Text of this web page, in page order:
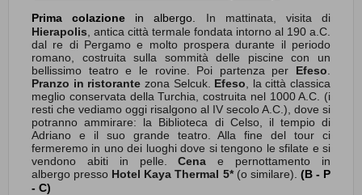
Prima colazione in albergo. In mattinata, visita di
Hierapolis , antica città termale fondata intorno al 190 a.C.
dal re di Pergamo e molto prospera durante il periodo
romano, costruita sulla sommità delle piscine con un
bellissimo teatro e le rovine. Poi partenza per Efeso
Pranzo in ristorante zona Selcuk. Efeso
la città classica
meglio conservata della Turchia, costruita nel 1000 A.C. (i
resti che vediamo oggi risalgono al IV secolo A.C.), dove si
potranno ammirare: la Biblioteca di Celso, il tempio di
Adriano e il suo grande teatro. Alla fine del tour ci
fermeremo in uno dei luoghi dove si tengono le sfilate e si
vendono abiti in pelle.Cenae
pernottamento in
albergo presso Hotel Kaya Thermal 5*(o similare) (B - P
- C)